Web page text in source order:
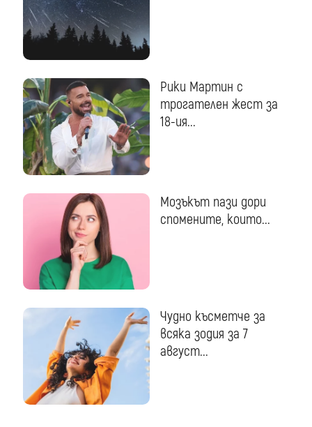
Рики Мартин с
трогателен жест за
18-ия...
Мозъкът пази дори
спомените, които...
Чудно късметче за
всяка зодия за 7
август...